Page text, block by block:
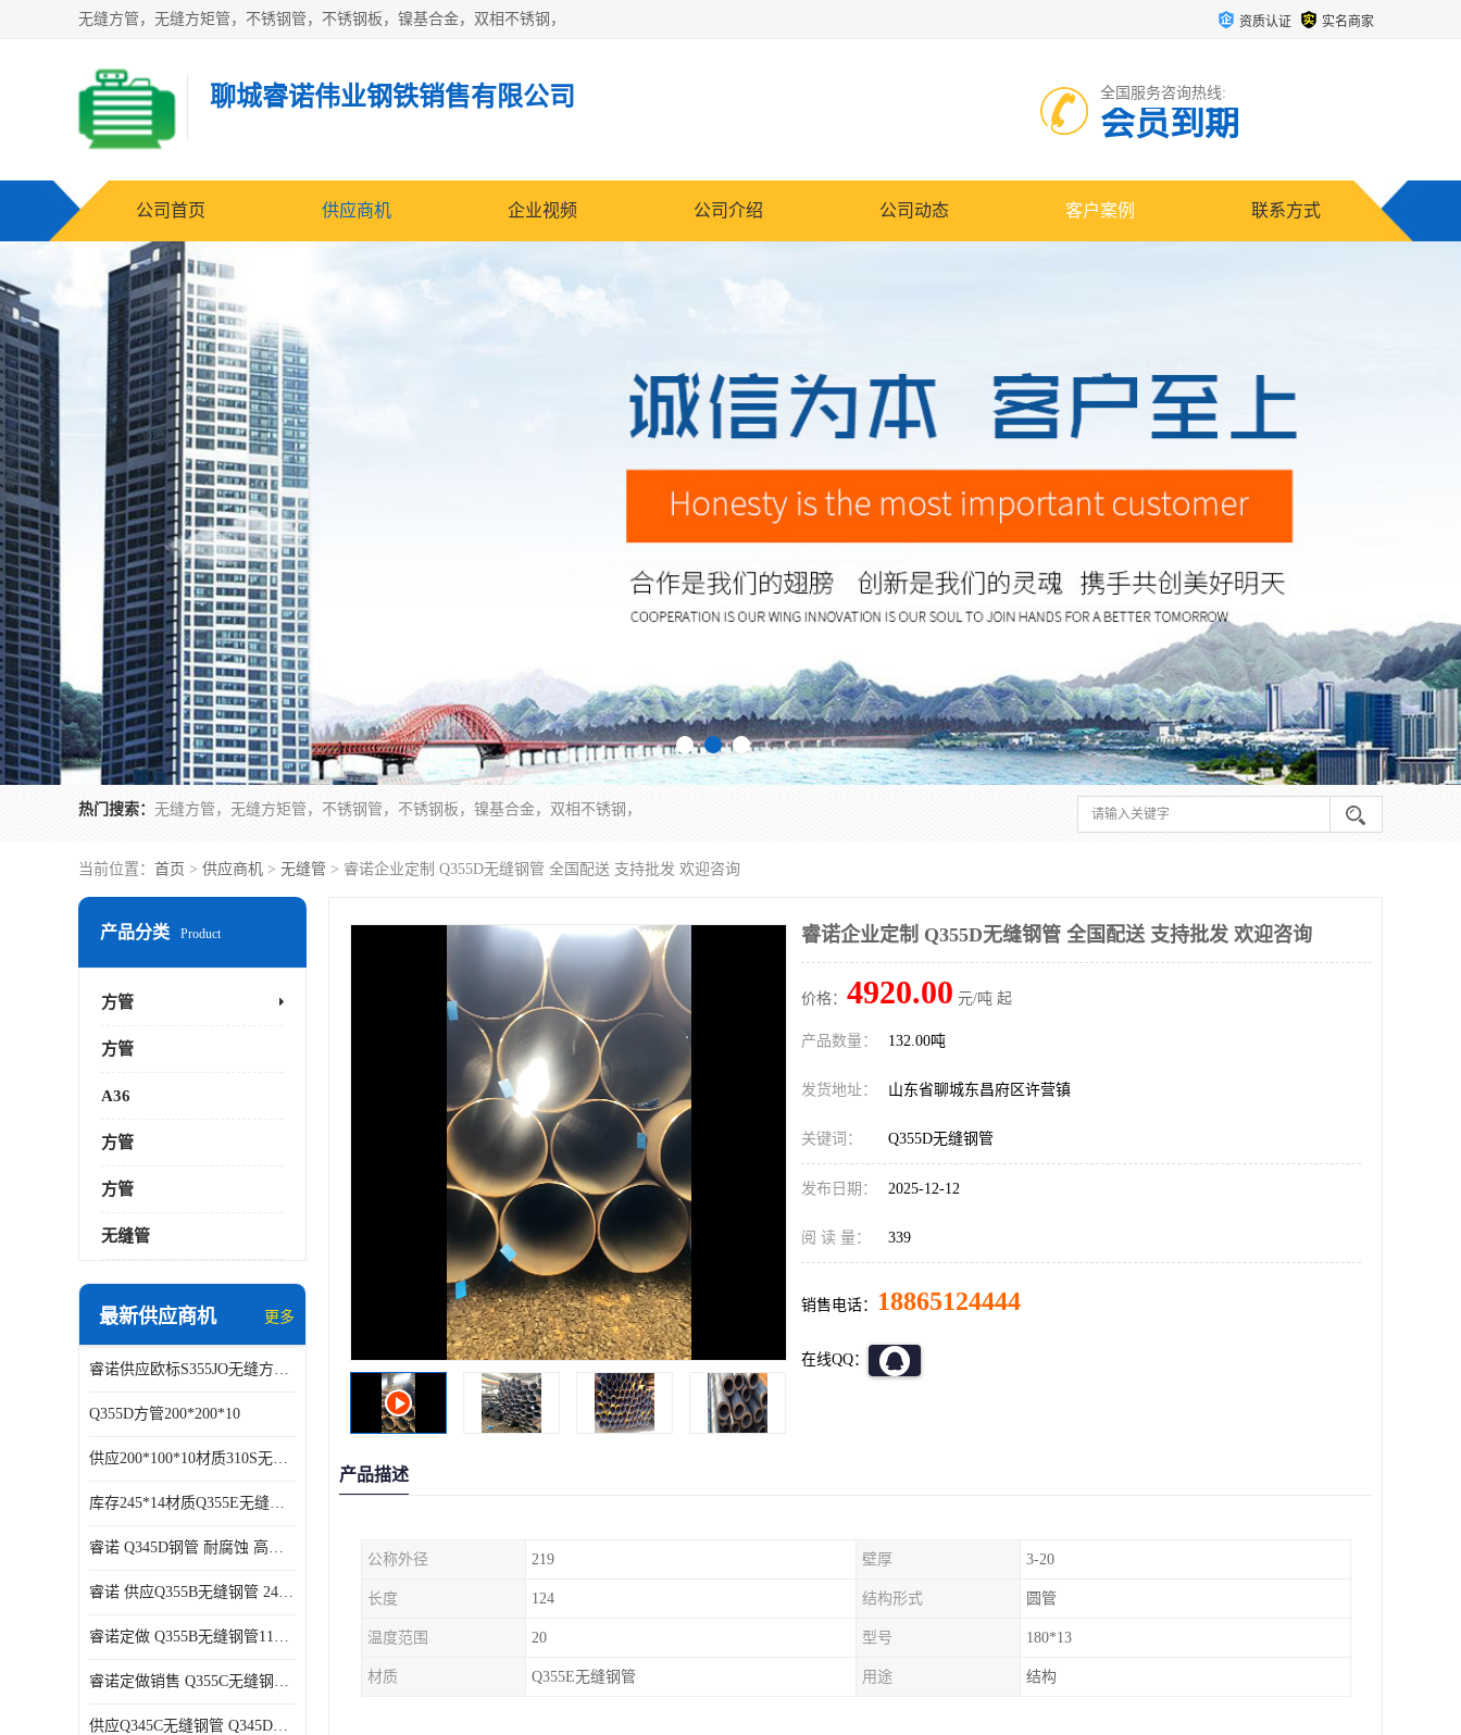
无缝方管，无缝方矩管，不锈钢管，不锈钢板，镍基合金，双相不锈钢， 资质认证 实名商家
聊城睿诺伟业钢铁销售有限公司 全国服务咨询热线:
会员到期
公司首页 供应商机 企业视频 公司介绍 公司动态 客户案例 联系方式
热门搜索： 无缝方管，无缝方矩管，不锈钢管，不锈钢板，镍基合金，双相不锈钢，
当前位置： 首页 > 供应商机 > 无缝管 > 睿诺企业定制 Q355D无缝钢管 全国配送 支持批发 欢迎咨询
产品分类 Product
方管
方管
A36
方管
方管
无缝管
最新供应商机 更多
睿诺供应欧标S355JO无缝方矩管，美标A36无缝方管
Q355D方管200*200*10
供应200*100*10材质310S无缝方矩管耐腐蚀抗高温
库存245*14材质Q355E无缝钢管支持货到付款
睿诺 Q345D钢管 耐腐蚀 高强度 耐高温
睿诺 供应Q355B无缝钢管 245*12 库存千吨 支持货到付款
睿诺定做 Q355B无缝钢管114*9 定尺可做
睿诺定做销售 Q355C无缝钢管180*180*10 库存充足
供应Q345C无缝钢管 Q345D无缝管 规格齐全可货到付款
睿诺企业定制 Q355D无缝钢管 全国配送 支持批发 欢迎咨询
价格： 4920.00 元/吨 起
产品数量： 132.00吨
发货地址： 山东省聊城东昌府区许营镇
关键词： Q355D无缝钢管
发布日期： 2025-12-12
阅 读 量： 339
销售电话： 18865124444
在线QQ：
产品描述
公称外径 219 壁厚 3-20
长度 124 结构形式 圆管
温度范围 20 型号 180*13
材质 Q355E无缝钢管 用途 结构